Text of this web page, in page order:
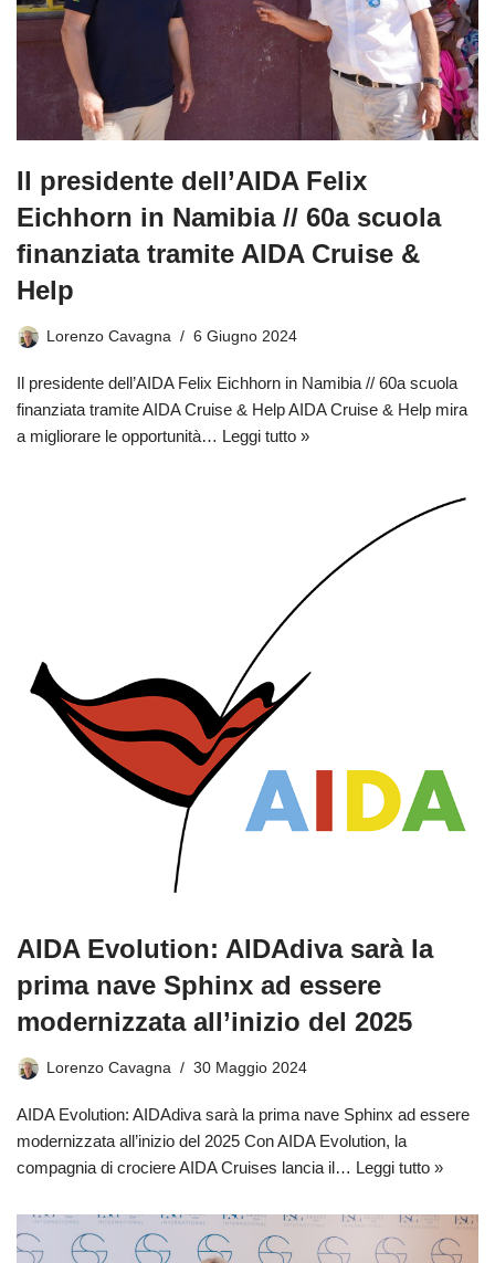
Il presidente dell’AIDA Felix
Eichhorn in Namibia // 60a scuola
finanziata tramite AIDA Cruise &
Help
Lorenzo Cavagna 6 Giugno 2024
Il presidente dell’AIDA Felix Eichhorn in Namibia // 60a scuola
finanziata tramite AIDA Cruise & Help AIDA Cruise & Help mira
a migliorare le opportunità… Leggi tutto »
AIDA Evolution: AIDAdiva sarà la
prima nave Sphinx ad essere
modernizzata all’inizio del 2025
Lorenzo Cavagna 30 Maggio 2024
AIDA Evolution: AIDAdiva sarà la prima nave Sphinx ad essere
modernizzata all’inizio del 2025 Con AIDA Evolution, la
compagnia di crociere AIDA Cruises lancia il… Leggi tutto »